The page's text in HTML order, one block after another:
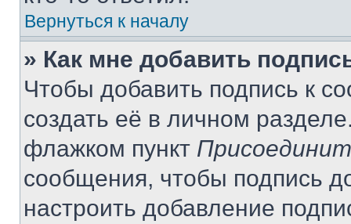
Вернуться к началу
» Как мне добавить
Чтобы добавить подпись к
создать её в личном
флажком пункт
сообщения, чтобы подпись
настроить добавление